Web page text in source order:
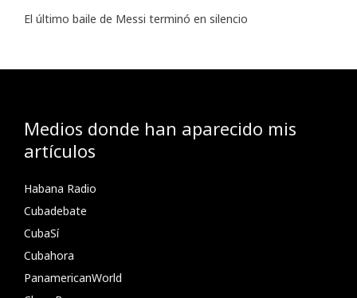
El último baile de Messi terminó en silencio
Medios donde han aparecido mis
artículos
Habana Radio
Cubadebate
CubaSí
Cubahora
PanamericanWorld